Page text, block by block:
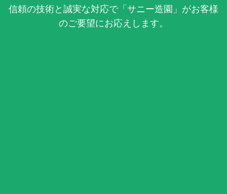
信頼の技術と誠実な対応で「サニー造園」がお客様
のご要望にお応えします。